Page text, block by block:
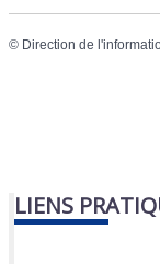
© Direction de
LIENS